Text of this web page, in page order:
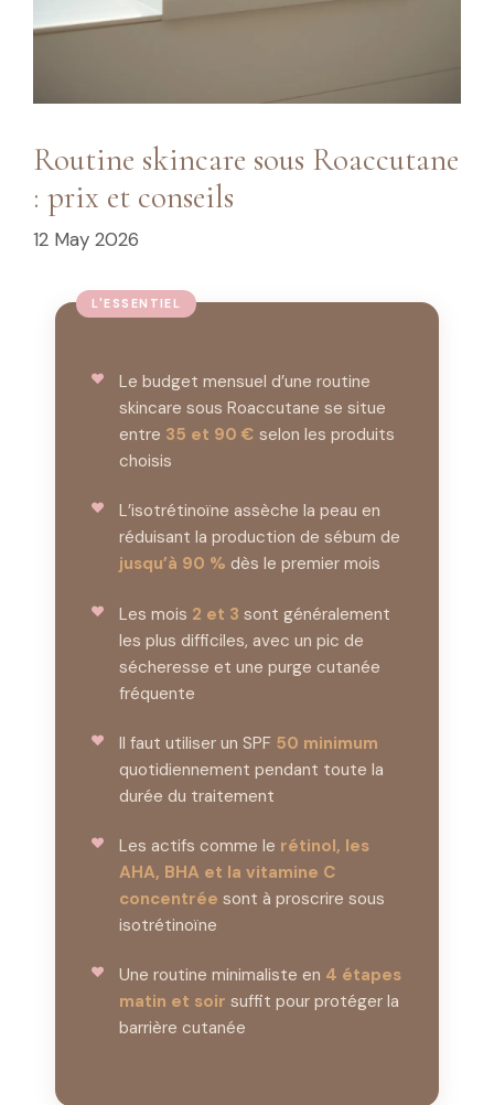
Routine skincare sous Roaccutane
: prix et conseils
12 May 2026
Le budget mensuel d’une routine
skincare sous Roaccutane se situe
entre 35 et 90 € selon les produits
choisis
L’isotrétinoïne assèche la peau en
réduisant la production de sébum de
jusqu’à 90 % dès le premier mois
Les mois 2 et 3 sont généralement
les plus difficiles, avec un pic de
sécheresse et une purge cutanée
fréquente
Il faut utiliser un SPF 50 minimum
quotidiennement pendant toute la
durée du traitement
Les actifs comme le rétinol, les
AHA, BHA et la vitamine C
concentrée sont à proscrire sous
isotrétinoïne
Une routine minimaliste en 4 étapes
matin et soir suffit pour protéger la
barrière cutanée